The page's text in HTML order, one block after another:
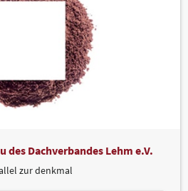
des Dachverbandes Lehm e.V.
zur denkmal